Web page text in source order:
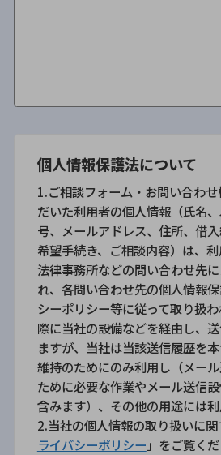
個人情報保護法について
1.ご相談フォーム・お問い合わ
だいた利用者の個人情報（氏名
号、メールアドレス、住所、借入
希望手続き、ご相談内容）は、
法律事務所などの問い合わせ先
れ、各問い合わせ先の個人情報
シーポリシー等に従って取り扱
際に当社の設備などを経由し、
ますが、当社は当該送信履歴を
維持のためにのみ利用し（メー
ために必要な作業やメール送信
含みます）、その他の用途には利
2.当社の個人情報の取り扱いに
ライバシーポリシー 」をご覧くだ